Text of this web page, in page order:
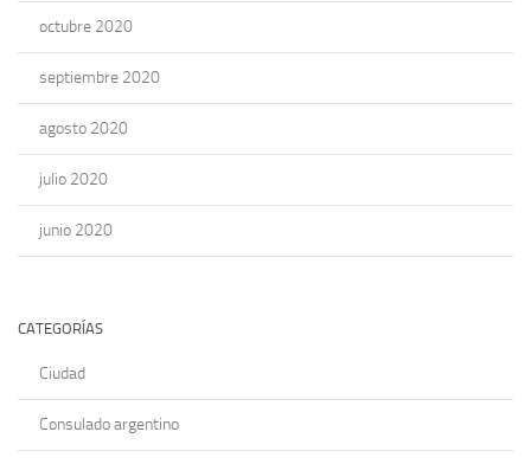
octubre 2020
septiembre 2020
agosto 2020
julio 2020
junio 2020
CATEGORÍAS
Ciudad
Consulado argentino